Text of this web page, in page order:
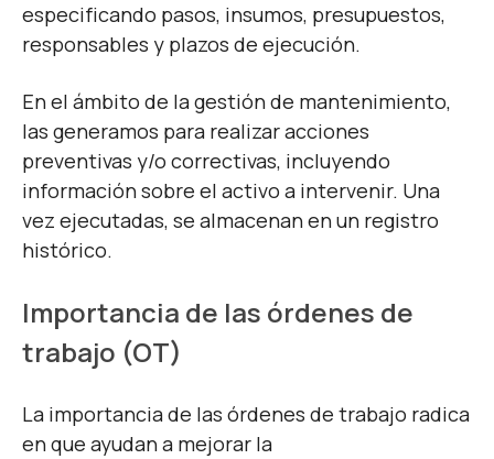
especificando pasos, insumos, presupuestos,
responsables y plazos de ejecución.
En el ámbito de lagestión de mantenimiento,
las generamos para realizar acciones
preventivas y/o correctivas, incluyendo
información sobre el activo a intervenir. Una
vez ejecutadas, se almacenan en un registro
histórico.
Importancia de las órdenes de
trabajo (OT)
La importancia de las órdenes de trabajo radica
en que ayudan a mejorar la